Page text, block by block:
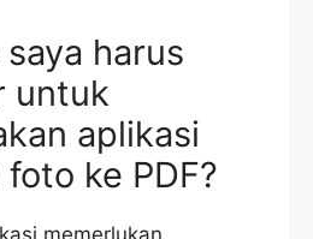
harus
untuk
aplikasi
ke PDF?
memerlukan